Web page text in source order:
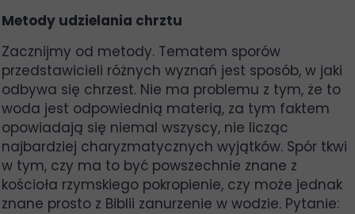
Metody udzielania chrztu
Zacznijmy od metody. Tematem sporów
przedstawicieli różnych wyznań jest sposób, w jaki
odbywa się chrzest. Nie ma problemu z tym, że to
woda jest odpowiednią materią, za tym faktem
opowiadają się niemal wszyscy, nie licząc
najbardziej charyzmatycznych wyjątków. Spór tkwi
w tym, czy ma to być powszechnie znane z
kościoła rzymskiego pokropienie, czy może jednak
znane prosto z Biblii zanurzenie w wodzie. Pytanie: